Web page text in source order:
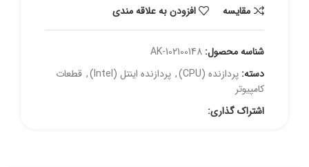
مقايسه
افزودن به علاقه مندی
شناسه محصول: AK-102100148
دسته: پردازنده (CPU) , پردازنده اینتل (Intel) , قطعات
کامپیوتر
اشتراک گذاری: